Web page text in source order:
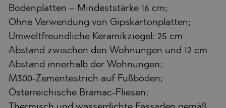
Bodenplatten – Mindeststärke 16 cm;
Ohne Verwendung von Gipskartonplatten;
Umweltfreundliche Keramikziegel: 25 cm
Abstand zwischen den Wohnungen und 12 cm
Abstand innerhalb der Wohnungen;
M300-Zementestrich auf Fußböden;
Österreichische Bramac-Fliesen;